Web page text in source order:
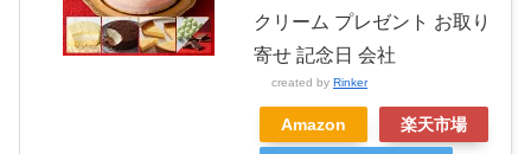
クリーム プレゼント お取り
寄せ 記念日 会社
created by Rinker
Amazon 楽天市場